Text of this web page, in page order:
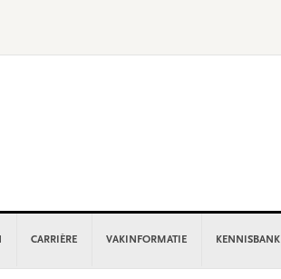
CARRIÈRE VAKINFORMATIE KENNISBANK